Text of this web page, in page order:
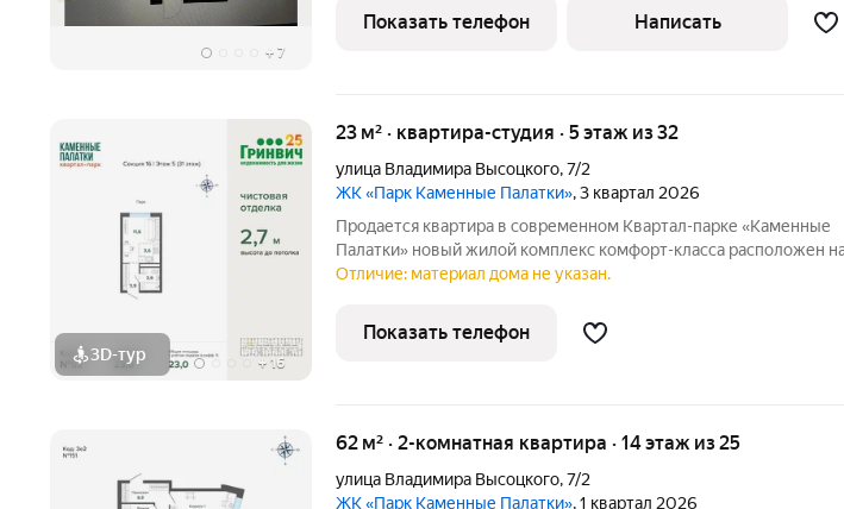
+ 7
сочетание
Показать телефон Написать
3D-тур + 16
23 м² · квартира-студия · 5 этаж из 32
улица Владимира Высоцкого,7/2
ЖК «Парк Каменные Палатки», 3 квартал 2026
Продается квартира в современном Квартал-парке «Каменные
Палатки» новый жилой комплекс комфорт-класса расположен на
границе микрорайонов ЖБИ и Втузгородок, в 15 минутах от
озером Шарташ. В
Отличие: материал дома не указан.
Показать телефон
62 м² · 2-комнатная квартира · 14 этаж из 25
улица Владимира Высоцкого,7/2
ЖК «Парк Каменные Палатки», 1 квартал 2026